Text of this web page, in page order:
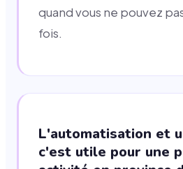
quand vous ne pouvez
fois.
L'automatisation et
c'est utile pour une